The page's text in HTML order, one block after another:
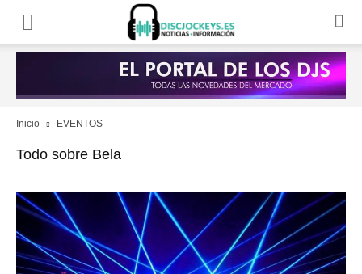
Inicio EVENTOS
Todo sobre Bela